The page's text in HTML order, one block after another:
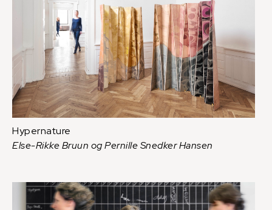
Hypernature
Else-Rikke Bruun og Pernille Snedker Hansen